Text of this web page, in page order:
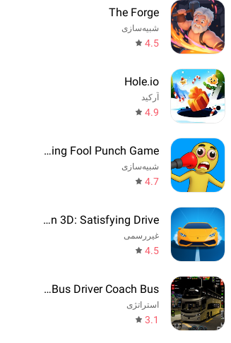
The Forge
شبیه‌سازی
4.5
Hole.io
آرکید
4.9
Annoying Fool Punch Game
شبیه‌سازی
4.7
Drift Run 3D: Satisfying Drive
غیررسمی
4.5
Real Bus Driver Coach Bus
استراتژی
3.1